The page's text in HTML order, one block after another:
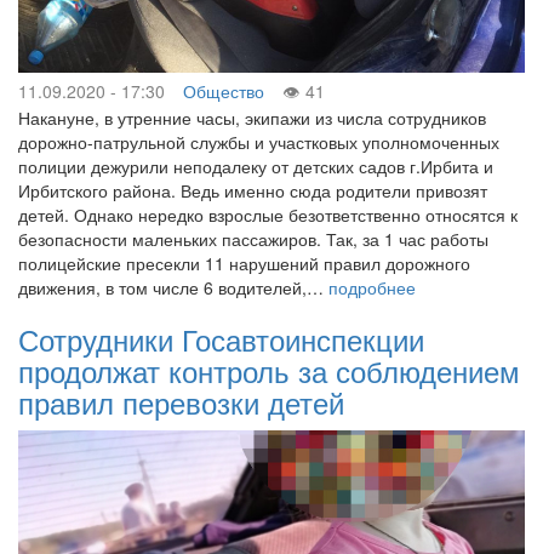
11.09.2020 - 17:30 Общество
41
Накануне, в утренние часы, экипажи из числа сотрудников
дорожно-патрульной службы и участковых уполномоченных
полиции дежурили неподалеку от детских садов г.Ирбита и
Ирбитского района. Ведь именно сюда родители привозят
детей. Однако нередко взрослые безответственно относятся к
безопасности маленьких пассажиров. Так, за 1 час работы
полицейские пресекли 11 нарушений правил дорожного
движения, в том числе 6 водителей,… подробнее
Сотрудники Госавтоинспекции
продолжат контроль за соблюдением
правил перевозки детей